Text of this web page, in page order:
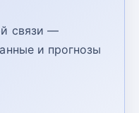
связи —
и прогнозы